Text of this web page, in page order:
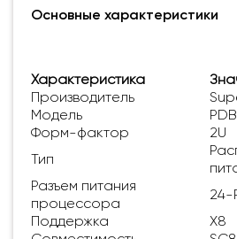
Основные характеристики
Характеристика
Производитель
Модель
Форм-фактор
2U
Тип
Разъем питания
процессора
24-
Поддержка
X8